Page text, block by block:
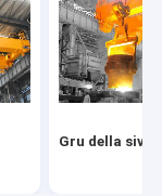
Gru della